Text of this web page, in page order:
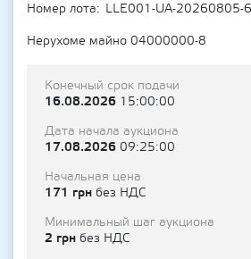
Номер лота
LLE001-UA-20260805-
Нерухоме майно 04000000-8
Конечный срок подачи
16.08.2026 15:00:00
Дата начала аукциона
17.08.2026 09:25:00
Начальная цена
171 грн без НДС
Минимальный шаг аукциона
2 грн без НДС